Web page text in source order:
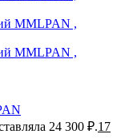
24 300 ₽.17